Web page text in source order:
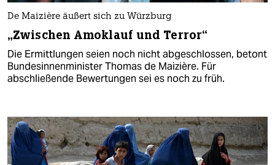
De Maizière äußert sich zu Würzburg
„Zwischen Amoklauf und Terror“
Die Ermittlungen seien noch nicht abgeschlossen, betont
Bundesinnenminister Thomas de Maizière. Für
abschließende Bewertungen sei es noch zu früh.